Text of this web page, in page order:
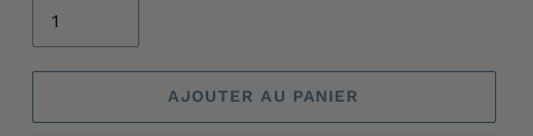
AJOUTER AU PANIER